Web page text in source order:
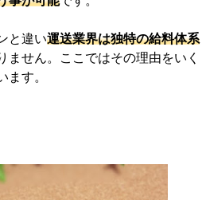
と違い運送業界は独特の給料体系
ません。ここではその理由をいく
ます。